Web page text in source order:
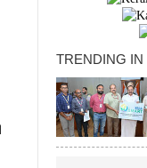
TRENDING IN